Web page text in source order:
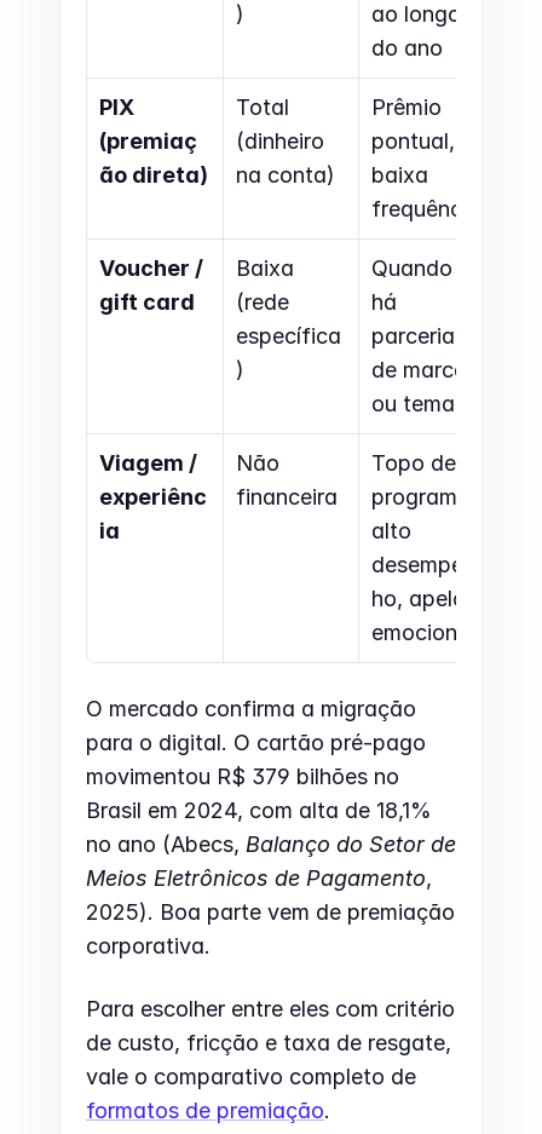
)
ao longo
do ano
PIX
(premiaç
ão direta)
Total
(dinheiro
na conta)
Prêmio
pontual,
baixa
frequência
Voucher /
gift card
Baixa
(rede
específica
)
Quando
há
parceria
de marca
ou tema
Viagem /
experiênc
ia
Não
financeira
Topo de
programa,
alto
desempen
ho, apelo
emocional
O mercado confirma a migração
para o digital. O cartão pré-pago
movimentou R$ 379 bilhões no
Brasil em 2024, com alta de 18,1%
no ano (Abecs, Balanço do Setor de
Meios Eletrônicos de Pagamento,
2025). Boa parte vem de premiação
corporativa.
Para escolher entre eles com critério
de custo, fricção e taxa de resgate,
formatos de premiação.